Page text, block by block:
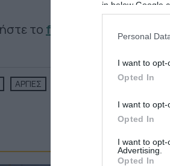
in below Google
Personal
I want to opt-
Opted In
I want to opt-
Opted In
I want to
Advertising.
Opted In
το foodlife.gr στο
ΑΡΓΙΕΣ ΚΑΘΑΡΑ ΔΕΥΤΕΡΑ